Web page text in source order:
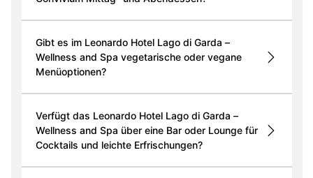
Gibt es im Leonardo Hotel Lago di Garda –
Wellness and Spa vegetarische oder vegane
Menüoptionen?
Verfügt das Leonardo Hotel Lago di Garda –
Wellness and Spa über eine Bar oder Lounge für
Cocktails und leichte Erfrischungen?